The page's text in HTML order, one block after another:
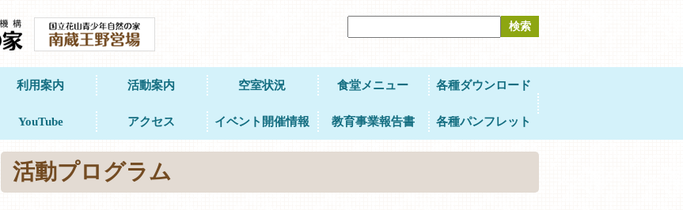
イ
索
利用案内 活動案内 空室状況 食堂メニュー 各種ダウンロード
YouTube アクセス イベント開催情報 教育事業報告書 各種パンフレット
活動プログラム